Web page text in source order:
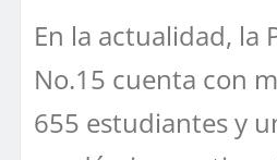
En la actualidad, la
No.15 cuenta con
655 estudiantes y